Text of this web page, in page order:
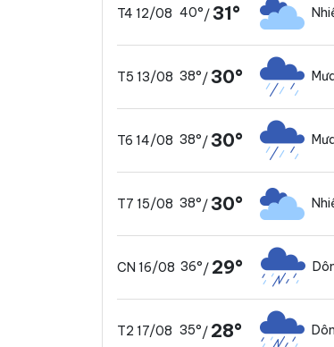
T4 12/08 40°/31°
T5 13/08 38°/30°
T6 14/08 38°/30°
T7 15/08 38°/30°
CN 16/08 36°/ 29°
T2 17/08 35°/ 28°